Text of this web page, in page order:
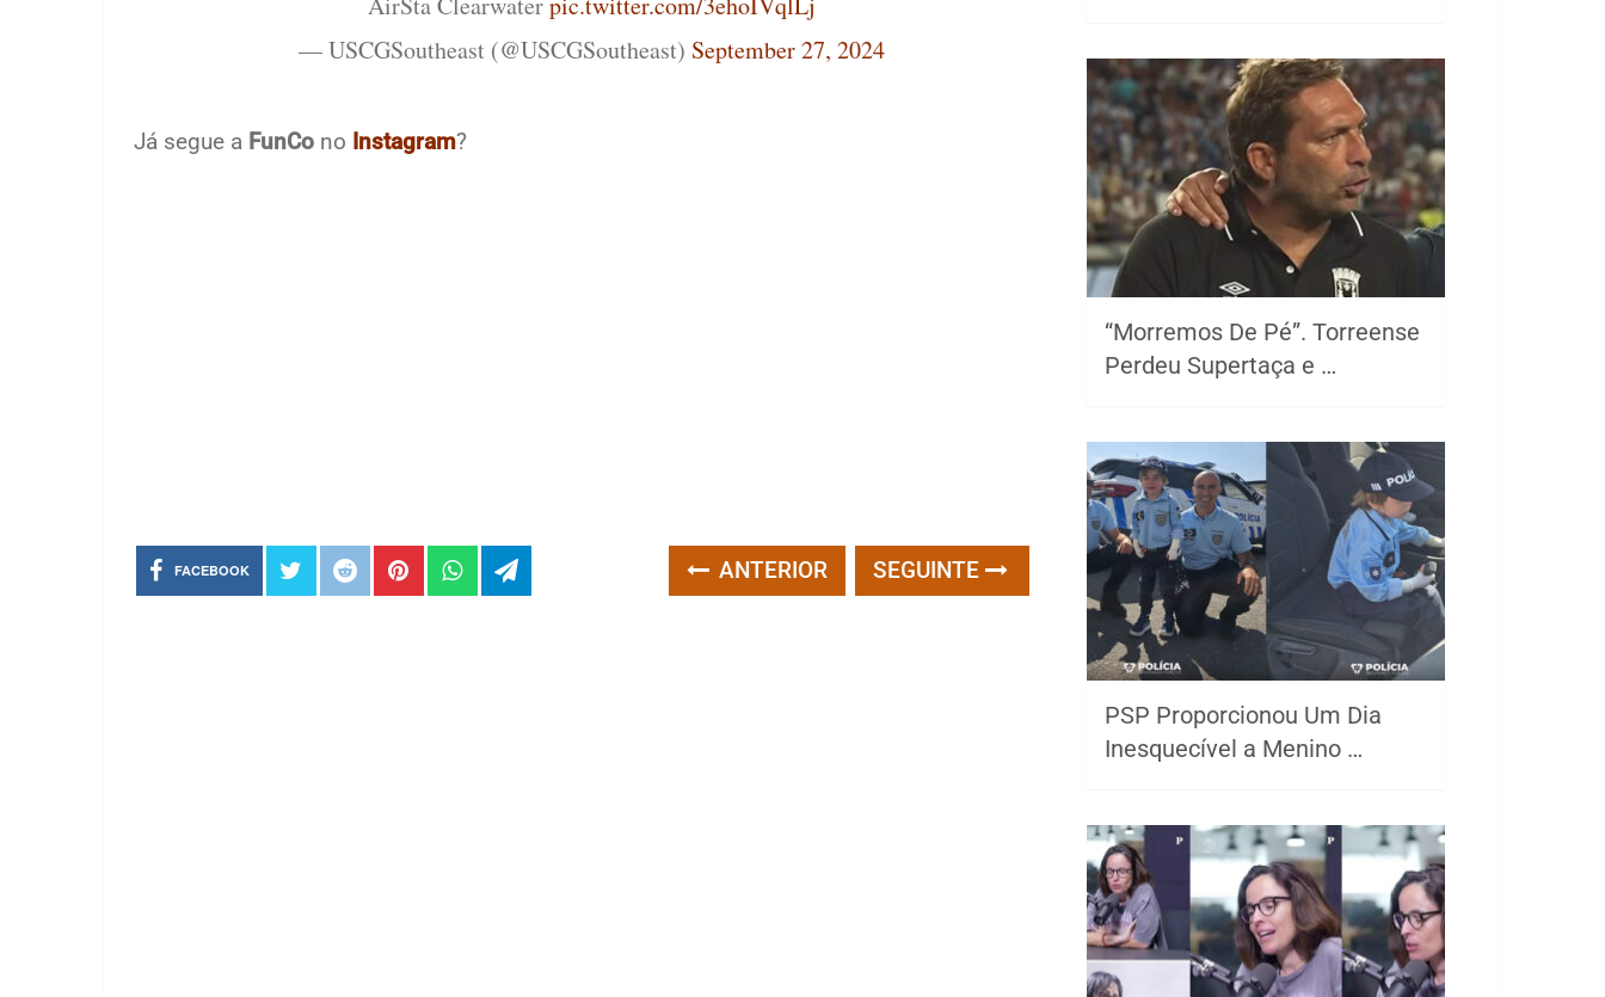
— USCGSoutheast (@USCGSoutheast) September 27, 2024
Já segue a FunCo no Instagram?
FACEBOOK ANTERIOR SEGUINTE
“Morremos De Pé”. Torreense
Perdeu Supertaça e …
PSP Proporcionou Um Dia
Inesquecível a Menino …